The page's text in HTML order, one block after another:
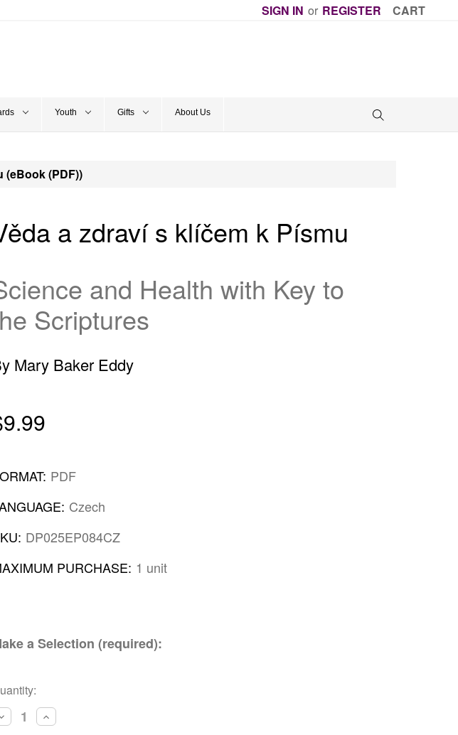
SIGN IN or REGISTER CART
Youth Gifts About Us
(eBook (PDF))
a zdraví s klíčem k Písmu
and Health with Key to
Scriptures
Mary Baker Eddy
PDF
Czech
DP025EP084CZ
PURCHASE: 1 unit
a Selection (required):
Increase
Quantity: